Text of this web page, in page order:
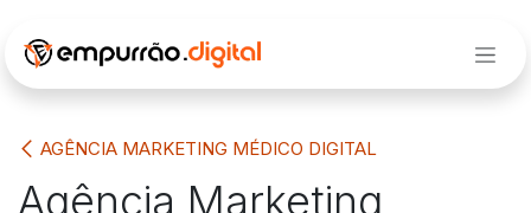
AGÊNCIA MARKETING MÉDICO DIGITAL
Agência Marketing